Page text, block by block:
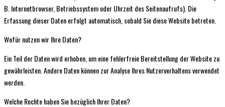
B. Internetbrowser, Betriebssystem oder Uhrzeit des Seitenaufrufs). Die
Erfassung dieser Daten erfolgt automatisch, sobald Sie diese Website betreten.
Wofür nutzen wir Ihre Daten?
Ein Teil der Daten wird erhoben, um eine fehlerfreie Bereitstellung der Website zu
gewährleisten. Andere Daten können zur Analyse Ihres Nutzerverhaltens verwendet
werden.
Welche Rechte haben Sie bezüglich Ihrer Daten?